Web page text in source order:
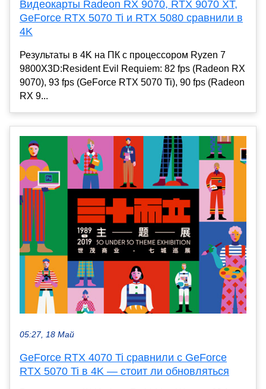
Видеокарты Radeon RX 9070, RTX 9070 XT,
GeForce RTX 5070 Ti и RTX 5080 сравнили в
4K
Результаты в 4K на ПК с процессором Ryzen 7
9800X3D:Resident Evil Requiem: 82 fps (Radeon RX
9070), 93 fps (GeForce RTX 5070 Ti), 90 fps (Radeon
RX 9...
05:27, 18 Май
GeForce RTX 4070 Ti сравнили с GeForce
RTX 5070 Ti в 4K — стоит ли обновляться